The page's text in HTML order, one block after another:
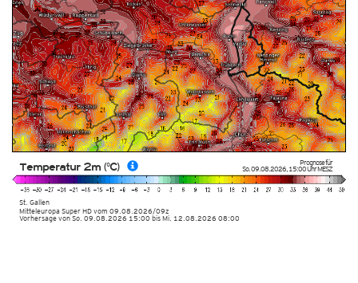
Prognose für
So. 09.08.2026,15:00 UhrMESZ
St. Gallen
Mitteleuropa Super HDvom 09.08.2026/09z
Temperatur 2m (°C)
Vorhersage von So. 09.08.2026 15:00 bis Mi. 12.08.2026 08:00